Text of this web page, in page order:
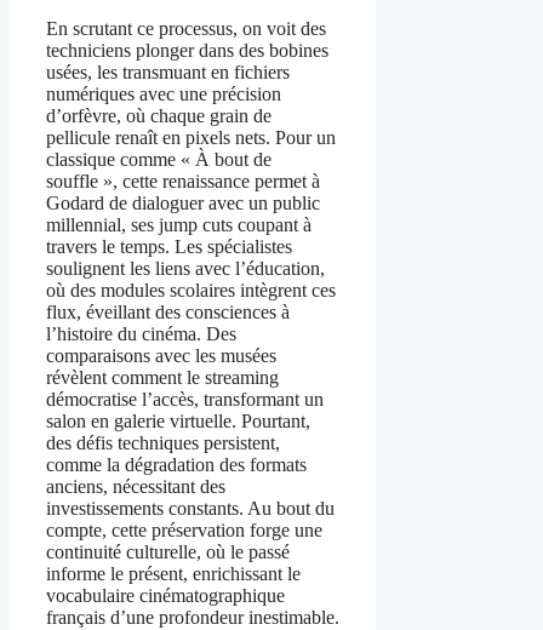
En scrutant ce processus, on voit des
techniciens plonger dans des bobines
usées, les transmuant en fichiers
numériques avec une précision
d’orfèvre, où chaque grain de
pellicule renaît en pixels nets. Pour un
classique comme « À bout de
souffle », cette renaissance permet à
Godard de dialoguer avec un public
millennial, ses jump cuts coupant à
travers le temps. Les spécialistes
soulignent les liens avec l’éducation,
où des modules scolaires intègrent ces
flux, éveillant des consciences à
l’histoire du cinéma. Des
comparaisons avec les musées
révèlent comment le streaming
démocratise l’accès, transformant un
salon en galerie virtuelle. Pourtant,
des défis techniques persistent,
comme la dégradation des formats
anciens, nécessitant des
investissements constants. Au bout du
compte, cette préservation forge une
continuité culturelle, où le passé
informe le présent, enrichissant le
vocabulaire cinématographique
français d’une profondeur inestimable.